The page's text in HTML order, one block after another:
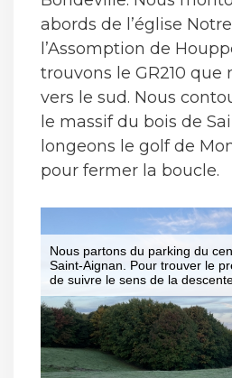
abords de l’église
l’Assomption de
trouvons le GR210 que
vers le sud. Nous
le massif du bois de
longeons le golf de
pour fermer la boucle.